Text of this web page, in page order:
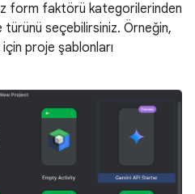
form faktörü kategorilerinden
seçebilirsiniz. Örneğin,
proje şablonları